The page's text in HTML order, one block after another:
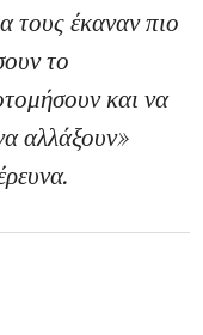
τους έκαναν πιο
το
και να
αλλάξουν»